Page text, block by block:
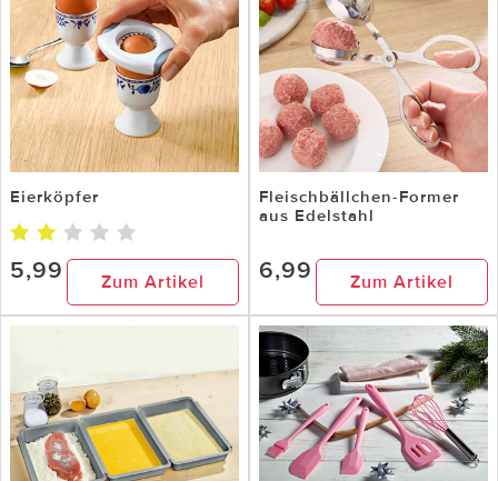
Eierköpfer
5,99 Zum Artikel
Fleischbällchen-Former
aus Edelstahl
6,99 Zum Artikel